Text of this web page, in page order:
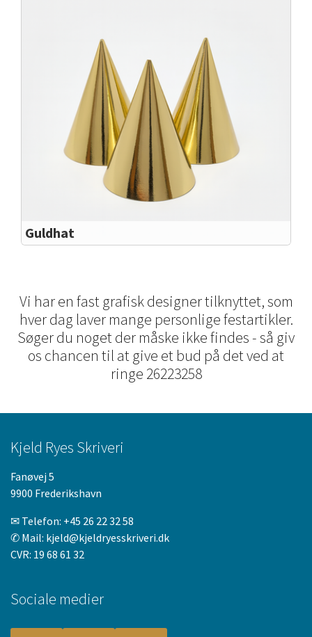
Guldhat
Vi har en fast grafisk designer tilknyttet, som
hver dag laver mange personlige festartikler.
Søger du noget der måske ikke findes - så giv
os chancen til at give et bud på det ved at
ringe 26223258
Kjeld Ryes Skriveri
Fanøvej 5
9900 Frederikshavn
✉ Telefon: +45 26 22 32 58
✆ Mail: kjeld@kjeldryesskriveri.dk
CVR: 19 68 61 32
Sociale medier